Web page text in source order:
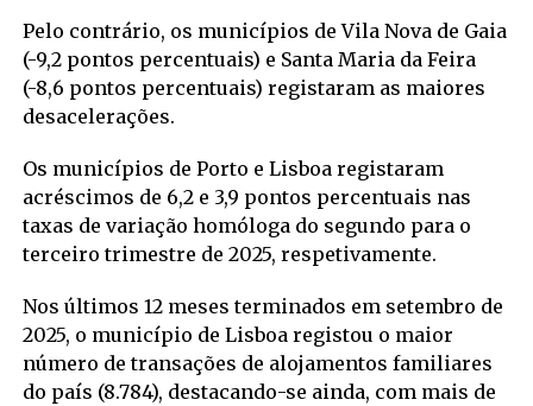
Pelo contrário, os municípios de Vila Nova de Gaia
(-9,2 pontos percentuais) e Santa Maria da Feira
(-8,6 pontos percentuais) registaram as maiores
desacelerações.
Os municípios de Porto e Lisboa registaram
acréscimos de 6,2 e 3,9 pontos percentuais nas
taxas de variação homóloga do segundo para o
terceiro trimestre de 2025, respetivamente.
Nos últimos 12 meses terminados em setembro de
2025, o município de Lisboa registou o maior
número de transações de alojamentos familiares
do país (8.784), destacando-se ainda, com mais de